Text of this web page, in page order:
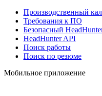
Производственный
Требования к ПО
Безопасный
HeadHunter API
Поиск работы
Поиск по резюме
Мобильное приложение